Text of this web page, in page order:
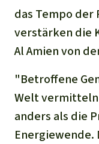
das Tempo der
verstärken die
Al Amien von
"Betroffene
Welt vermitteln
anders als die
Energiewende.